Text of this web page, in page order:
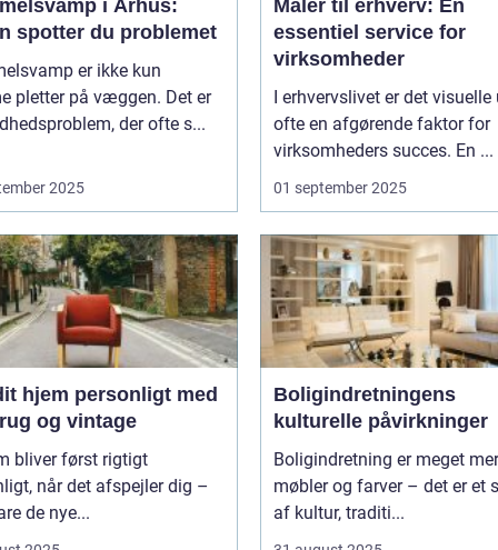
i Århus:
spotter du problemet
er ikke kun
pletter på væggen. Det er
der ofte s...
2025
Maler til erhverv: En
essentiel service for
virksomheder
I erhvervslivet er det visuelle
ofte en afgørende faktor for
virksomheders succes. En ...
01 september 2025
hjem personligt med
og vintage
bliver først rigtigt
når det afspejler dig –
de nye...
Boligindretningens
kulturelle påvirkninger
Boligindretning er meget
møbler og farver – det er et
af kultur, traditi...